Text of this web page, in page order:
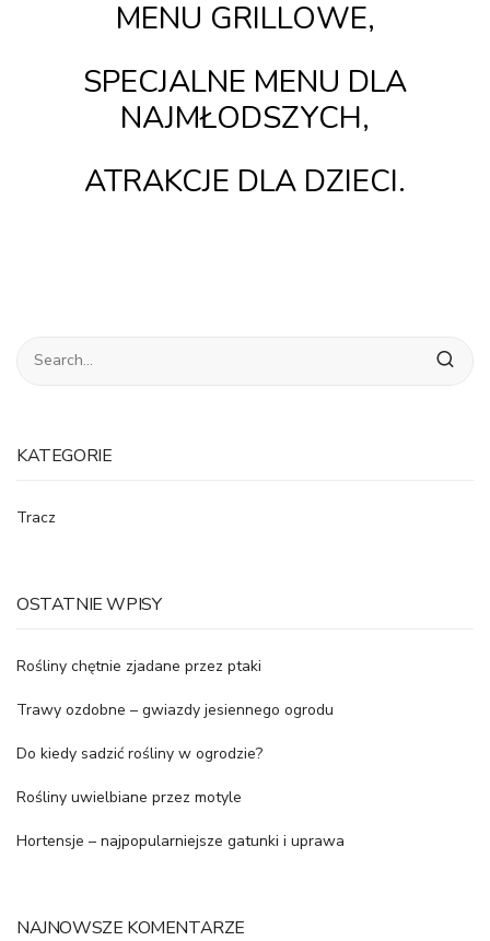
MENU GRILLOWE,
SPECJALNE MENU DLA
NAJMŁODSZYCH,
ATRAKCJE DLA DZIECI.
KATEGORIE
Tracz
OSTATNIE WPISY
Rośliny chętnie zjadane przez ptaki
Trawy ozdobne – gwiazdy jesiennego ogrodu
Do kiedy sadzić rośliny w ogrodzie?
Rośliny uwielbiane przez motyle
Hortensje – najpopularniejsze gatunki i uprawa
NAJNOWSZE KOMENTARZE